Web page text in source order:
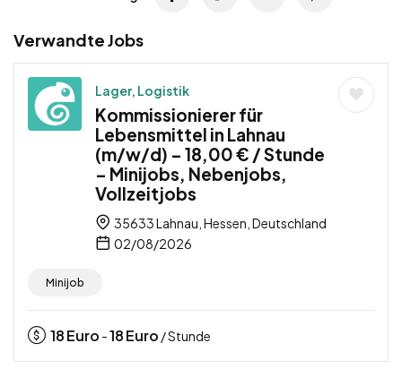
Verwandte Jobs
Lager, Logistik
Kommissionierer für
Lebensmittel in Lahnau
(m/w/d) – 18,00 € / Stunde
– Minijobs, Nebenjobs,
Vollzeitjobs
35633 Lahnau, Hessen, Deutschland
02/08/2026
Minijob
18Euro -18Euro / Stunde